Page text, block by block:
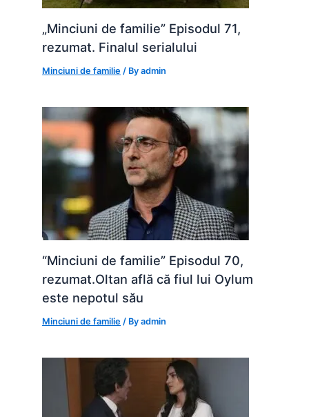
„Minciuni de familie” Episodul 71,
rezumat. Finalul serialului
Minciuni de familie / Byadmin
“Minciuni de familie” Episodul 70,
rezumat.Oltan află că fiul lui Oylum
este nepotul său
Minciuni de familie / Byadmin